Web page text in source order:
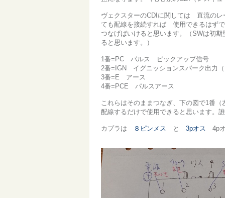
ヴェクスターのCDIに関しては 直流のレ
ても配線を接続すれば 使用できるはず
つなげばいけると思います。（SWは初
ると思います。）
1番=PC パルス ピックアップ信号
2番=IGN イグニッションスパーク出力
3番=E アース
4番=PCE パルスアース
これらはそのままつなぎ、下の図で1番
配線するだけで使用できると思います
カプラは ８ピンメス と 3pオス 4p